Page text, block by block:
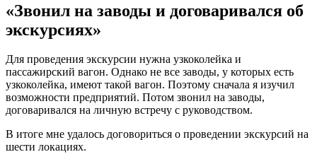
«Звонил на заводы и договаривался об
экскурсиях»
Для проведения экскурсии нужна узкоколейка и
пассажирский вагон. Однако не все заводы, у которых есть
узкоколейка, имеют такой вагон. Поэтому сначала я изучил
возможности предприятий. Потом звонил на заводы,
договаривался на личную встречу с руководством.
В итоге мне удалось договориться о проведении экскурсий на
шести локациях.